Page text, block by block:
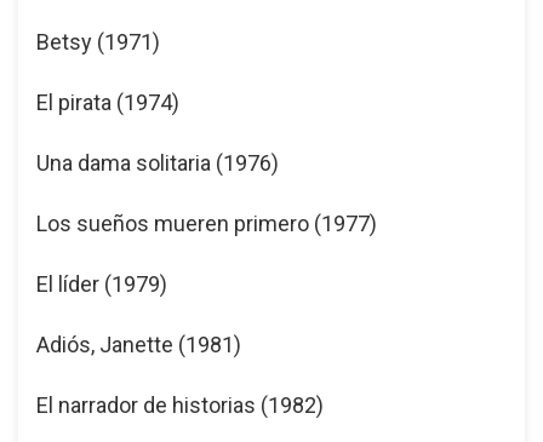
Betsy (1971)
El pirata (1974)
Una dama solitaria (1976)
Los sueños mueren primero (1977)
El líder (1979)
Adiós, Janette (1981)
El narrador de historias (1982)